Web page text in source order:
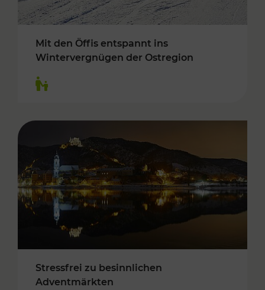
Mit den Öffis entspannt ins
Wintervergnügen der Ostregion
Stressfrei zu besinnlichen
Adventmärkten